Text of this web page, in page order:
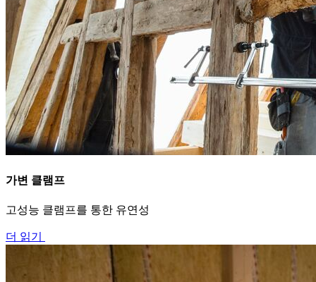
가변 클램프
고성능 클램프를 통한 유연성
더 읽기